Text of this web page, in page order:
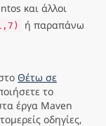
και άλλοι
ή παραπάνω
Θέτω σε
το
έργα Maven
οδηγίες,